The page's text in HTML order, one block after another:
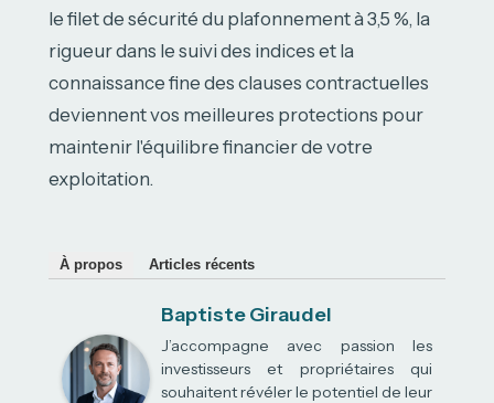
le filet de sécurité du plafonnement à 3,5 %, la
rigueur dans le suivi des indices et la
connaissance fine des clauses contractuelles
deviennent vos meilleures protections pour
maintenir l'équilibre financier de votre
exploitation.
À propos Articles récents
Baptiste Giraudel
J’accompagne avec passion les
investisseurs et propriétaires qui
souhaitent révéler le potentiel de leur